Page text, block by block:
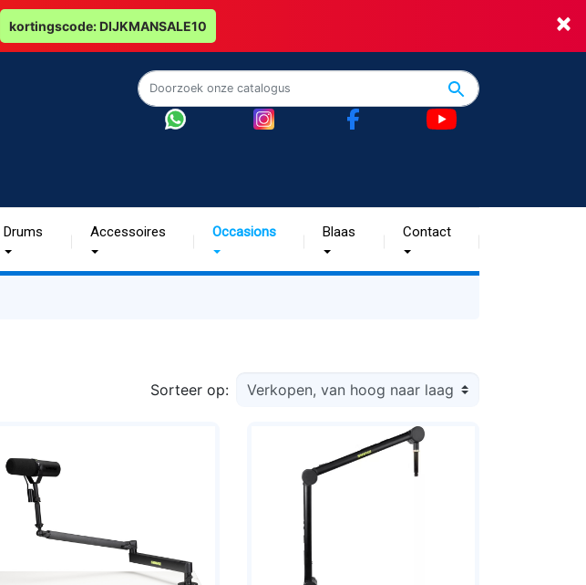
×
kortingscode: DIJKMANSALE10
Drums Accessoires Occasions Blaas Contact
Sorteer op: